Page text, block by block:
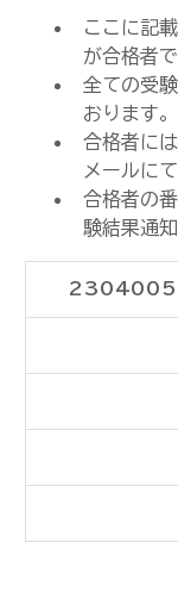
ここに記
が合格者で
全ての受
おります。
合格者に
メールに
合格者の
験結果通